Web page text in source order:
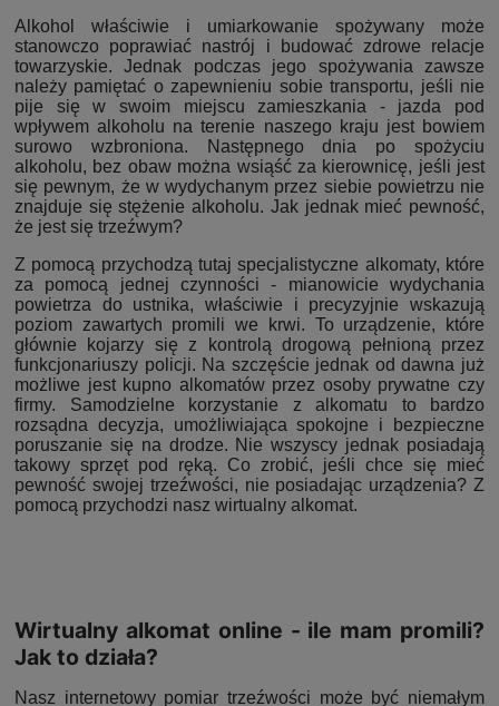
Alkohol właściwie i umiarkowanie spożywany może
stanowczo poprawiać nastrój i budować zdrowe relacje
towarzyskie. Jednak podczas jego spożywania zawsze
należy pamiętać o zapewnieniu sobie transportu, jeśli nie
pije się w swoim miejscu zamieszkania - jazda pod
wpływem alkoholu na terenie naszego kraju jest bowiem
surowo wzbroniona. Następnego dnia po spożyciu
alkoholu, bez obaw można wsiąść za kierownicę, jeśli jest
się pewnym, że w wydychanym przez siebie powietrzu nie
znajduje się stężenie alkoholu. Jak jednak mieć pewność,
że jest się trzeźwym?
Z pomocą przychodzą tutaj specjalistyczne alkomaty, które
za pomocą jednej czynności - mianowicie wydychania
powietrza do ustnika, właściwie i precyzyjnie wskazują
poziom zawartych promili we krwi. To urządzenie, które
głównie kojarzy się z kontrolą drogową pełnioną przez
funkcjonariuszy policji. Na szczęście jednak od dawna już
możliwe jest kupno alkomatów przez osoby prywatne czy
firmy. Samodzielne korzystanie z alkomatu to bardzo
rozsądna decyzja, umożliwiająca spokojne i bezpieczne
poruszanie się na drodze. Nie wszyscy jednak posiadają
takowy sprzęt pod ręką. Co zrobić, jeśli chce się mieć
pewność swojej trzeźwości, nie posiadając urządzenia? Z
pomocą przychodzi nasz wirtualny alkomat.
Wirtualny alkomat online - ile mam promili?
Jak to działa?
Nasz internetowy pomiar trzeźwości może być niemałym